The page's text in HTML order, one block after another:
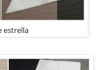
estrella